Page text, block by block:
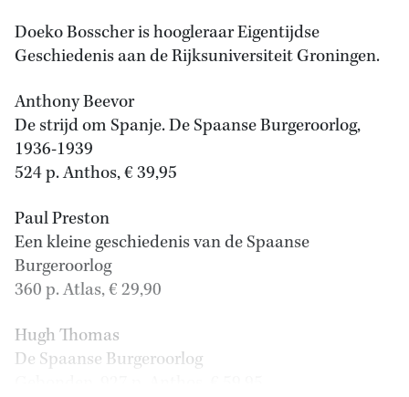
Doeko Bosscher is hoogleraar Eigentijdse
Geschiedenis aan de Rijksuniversiteit Groningen.
Anthony Beevor
De strijd om Spanje. De Spaanse Burgeroorlog,
1936-1939
524 p. Anthos, € 39,95
Paul Preston
Een kleine geschiedenis van de Spaanse
Burgeroorlog
360 p. Atlas, € 29,90
Hugh Thomas
De Spaanse Burgeroorlog